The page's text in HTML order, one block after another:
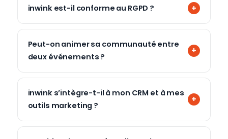
inwink est-il conforme au RGPD ?
Peut-on animer sa communauté entre
deux événements ?
inwink s’intègre-t-il à mon CRM et à mes
outils marketing ?